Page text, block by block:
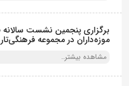
برگزاری پنجمین نشست
موزه‌داران در مجموعه
مشاهده بیشتر..